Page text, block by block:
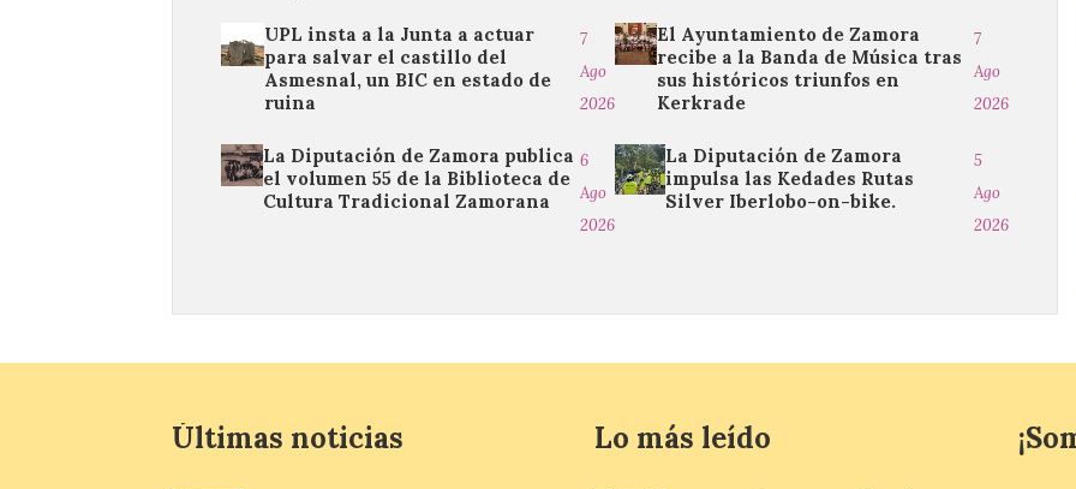
UPL insta a la Junta a actuar
para salvar el castillo del
Asmesnal, un BIC en estado de
ruina
7
Ago
2026
El Ayuntamiento de Zamora
recibe a la Banda de Música tras
sus históricos triunfos en
Kerkrade
7
Ago
2026
La Diputación de Zamora publica
el volumen 55 de la Biblioteca de
Cultura Tradicional Zamorana
6
Ago
2026
La Diputación de Zamora
impulsa las Kedades Rutas
Silver Iberlobo-on-bike.
5
Ago
2026
Últimas noticias Lo más leído